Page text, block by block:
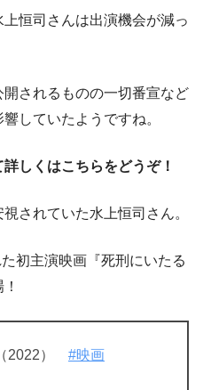
恒司さんは出演機会が減っ
開されるものの一切番宣など
響していたようですね。
しくはこちらをどうぞ！
されていた水上恒司さん。
初主演映画『死刑にいたる
2022） #映画